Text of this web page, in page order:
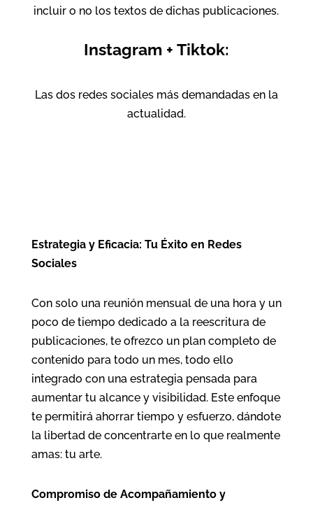
incluir o no los textos de dichas publicaciones.
Instagram + Tiktok:
Las dos redes sociales más demandadas en la
actualidad.
Estrategia y Eficacia: Tu Éxito en Redes
Sociales
Con solo una reunión mensual de una hora y un
poco de tiempo dedicado a la reescritura de
publicaciones, te ofrezco un plan completo de
contenido para todo un mes, todo ello
integrado con una estrategia pensada para
aumentar tu alcance y visibilidad. Este enfoque
te permitirá ahorrar tiempo y esfuerzo, dándote
la libertad de concentrarte en lo que realmente
amas: tu arte.
Compromiso de Acompañamiento y